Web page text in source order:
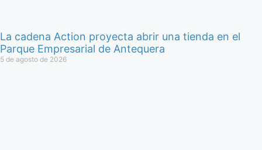
La cadena Action proyecta abrir una tienda en el
Parque Empresarial de Antequera
5 de agosto de 2026